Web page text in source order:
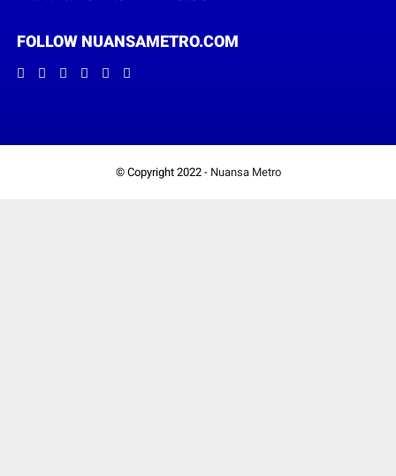
FOLLOW NUANSAMETRO.COM
© Copyright 2022 - Nuansa Metro